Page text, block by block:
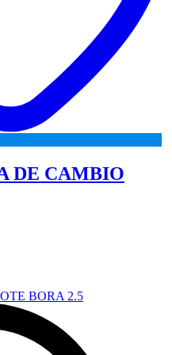
DE CAMBIO